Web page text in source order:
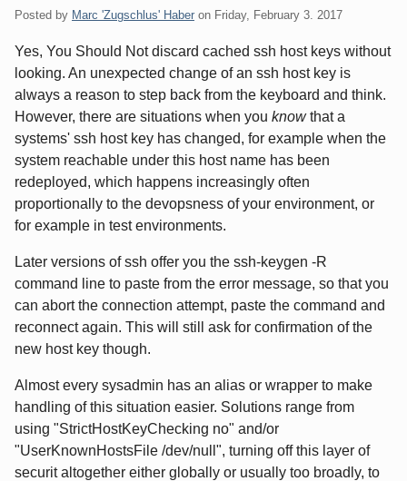
Posted by Marc 'Zugschlus' Haber on Friday, February 3. 2017
Yes, You Should Not discard cached ssh host keys without
looking. An unexpected change of an ssh host key is
always a reason to step back from the keyboard and think.
However, there are situations when you knowthat a
systems' ssh host key has changed, for example when the
system reachable under this host name has been
redeployed, which happens increasingly often
proportionally to the devopsness of your environment, or
for example in test environments.
Later versions of ssh offer you the ssh-keygen -R
command line to paste from the error message, so that you
can abort the connection attempt, paste the command and
reconnect again. This will still ask for confirmation of the
new host key though.
Almost every sysadmin has an alias or wrapper to make
handling of this situation easier. Solutions range from
using "StrictHostKeyChecking no" and/or
"UserKnownHostsFile /dev/null", turning off this layer of
securit altogether either globally or usually too broadly, to